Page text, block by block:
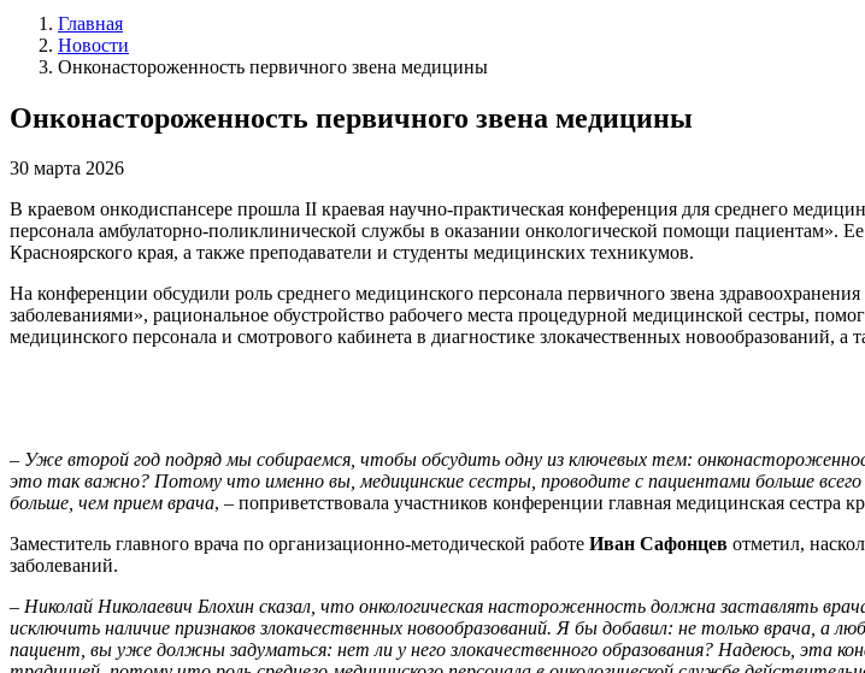
Главная
Новости
Онконастороженность первичного звена медицины
Онконастороженность первичного звена медицины
30 марта 2026
В краевом онкодиспансере прошла II краевая научно-практическая конференция для среднего
персонала амбулаторно-поликлинической службы в оказании онкологической помощи пациентам».
Красноярского края, а также преподаватели и студенты медицинских техникумов.
На конференции обсудили роль среднего медицинского персонала первичного звена
заболеваниями», рациональное обустройство рабочего места процедурной медицинской сестры,
медицинского персонала и смотрового кабинета в диагностике злокачественных новообразований,
– Уже второй год подряд мы собираемся, чтобы обсудить одну из ключевых тем:
это так важно? Потому что именно вы, медицинские сестры, проводите с пациентами больше
больше, чем прием врача, – поприветствовала участников конференции главная медицинская сестра
Заместитель главного врача по организационно-методической работе Иван Сафонцев отметил,
заболеваний.
– Николай Николаевич Блохин сказал, что онкологическая настороженность должна заставлять
исключить наличие признаков злокачественных новообразований. Я бы добавил: не только врача, а
пациент, вы уже должны задуматься: нет ли у него злокачественного образования? Надеюсь, эта